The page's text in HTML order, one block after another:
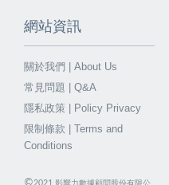
網站資訊
關於我們 | About Us
常見問題 | Q&A
隱私政策 | Policy Privacy
限制條款 | Terms and
Conditions
影響力數據顧問股份有限公